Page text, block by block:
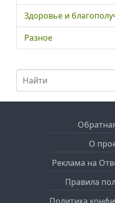
Здоровье и
Разное
О
Реклама на
Правила